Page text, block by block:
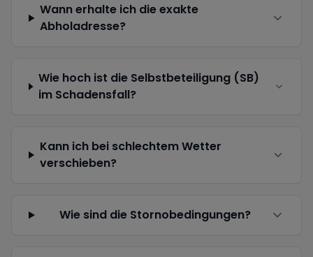
Wann erhalte ich die exakte
Abholadresse?
Wie hoch ist die Selbstbeteiligung (SB)
im Schadensfall?
Kann ich bei schlechtem Wetter
verschieben?
Wie sind die Stornobedingungen?